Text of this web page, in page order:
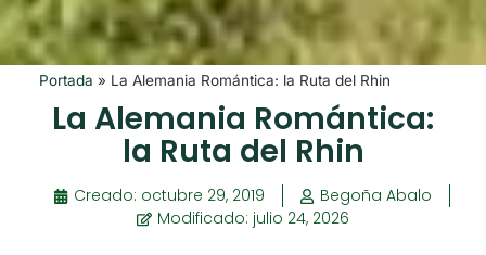
Portada » La Alemania Romántica: la Ruta del Rhin
La Alemania Romántica:
la Ruta del Rhin
Creado: octubre 29, 2019
Begoña Abalo
Modificado: julio 24, 2026